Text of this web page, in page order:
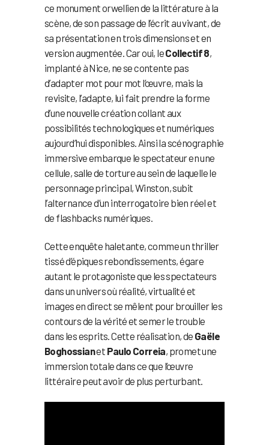
ce monument orwellien de la littérature à la
scène, de son passage de l’écrit au vivant, de
sa présentation en trois dimensions et en
version augmentée. Car oui, leCollectif 8,
implanté à Nice, ne se contente pas
d’adapter mot pour mot l’œuvre, mais la
revisite, l’adapte, lui fait prendre la forme
d’une nouvelle création collant aux
possibilités technologiques et numériques
aujourd’hui disponibles. Ainsi la scénographie
immersive embarque le spectateur en une
cellule, salle de torture au sein de laquelle le
personnage principal, Winston, subit
l’alternance d’un interrogatoire bien réel et
de flashbacks numériques.
Cette enquête haletante, comme un thriller
tissé d’épiques rebondissements, égare
autant le protagoniste que les spectateurs
dans un univers où réalité, virtualité et
images en direct se mêlent pour brouiller les
contours de la vérité et semer le trouble
dans les esprits. Cette réalisation, de Gaële
Boghossianet Paulo Correia, promet une
immersion totale dans ce que l’œuvre
littéraire peut avoir de plus perturbant.